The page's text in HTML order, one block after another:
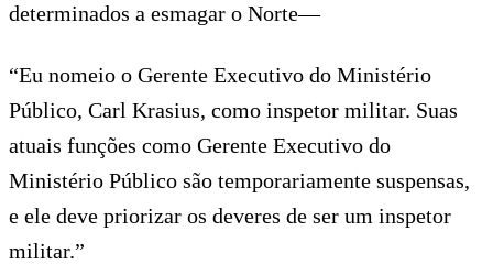
determinados a esmagar o Norte—
“Eu nomeio o Gerente Executivo do Ministério
Público, Carl Krasius, como inspetor militar. Suas
atuais funções como Gerente Executivo do
Ministério Público são temporariamente suspensas,
e ele deve priorizar os deveres de ser um inspetor
militar.”